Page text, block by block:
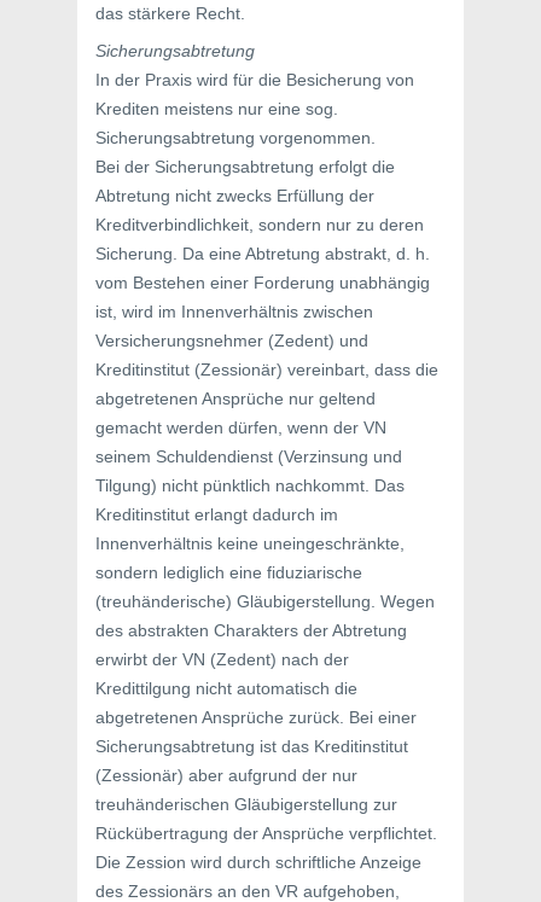
das stärkere Recht.
Sicherungsabtretung
In der Praxis wird für die Besicherung von
Krediten meistens nur eine sog.
Sicherungsabtretung vorgenommen.
Bei der Sicherungsabtretung erfolgt die
Abtretung nicht zwecks Erfüllung der
Kreditverbindlichkeit, sondern nur zu deren
Sicherung. Da eine Abtretung abstrakt, d. h.
vom Bestehen einer Forderung unabhängig
ist, wird im Innenverhältnis zwischen
Versicherungsnehmer (Zedent) und
Kreditinstitut (Zessionär) vereinbart, dass die
abgetretenen Ansprüche nur geltend
gemacht werden dürfen, wenn der VN
seinem Schuldendienst (Verzinsung und
Tilgung) nicht pünktlich nachkommt. Das
Kreditinstitut erlangt dadurch im
Innenverhältnis keine uneingeschränkte,
sondern lediglich eine fiduziarische
(treuhänderische) Gläubigerstellung. Wegen
des abstrakten Charakters der Abtretung
erwirbt der VN (Zedent) nach der
Kredittilgung nicht automatisch die
abgetretenen Ansprüche zurück. Bei einer
Sicherungsabtretung ist das Kreditinstitut
(Zessionär) aber aufgrund der nur
treuhänderischen Gläubigerstellung zur
Rückübertragung der Ansprüche verpflichtet.
Die Zession wird durch schriftliche Anzeige
des Zessionärs an den VR aufgehoben,